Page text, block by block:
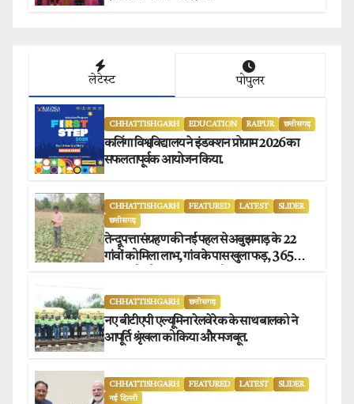
लेटेस्ट पोपुलर
CHHATTISHGARH EDUCATION RAIPUR छत्तीसगढ़
कलिंगा विश्वविद्यालय ने इंडक्शन प्रोग्राम 2026 का
सफलतापूर्वक आयोजन किया.
CHHATTISHGARH FEATURED LATEST
SLIDER
छत्तीसगढ़
तेन्दूपत्ता संग्रहण की नई पहल से अबुझमाड़ के 22
गांवों को मिला लाभ, गांव के पास खुला फड़, 365
CHHATTISHGARH छत्तीसगढ़
नए बीटीएपी एल्यूमिना रेलवे रेक के साथ बालको ने
आपूर्ति श्रृंखला को किया और मजबूत.
CHHATTISHGARH FEATURED LATEST
SLIDER
नई दिल्ली